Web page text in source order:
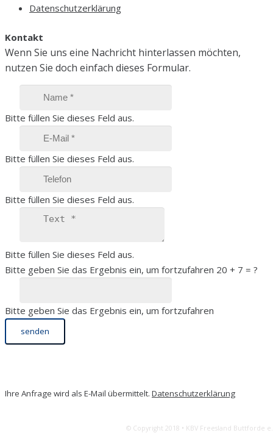
Datenschutzerklärung
Kontakt
Wenn Sie uns eine Nachricht hinterlassen möchten,
nutzen Sie doch einfach dieses Formular.
Bitte füllen Sie dieses Feld aus.
Bitte füllen Sie dieses Feld aus.
Bitte füllen Sie dieses Feld aus.
Bitte füllen Sie dieses Feld aus.
Bitte geben Sie das Ergebnis ein, um fortzufahren 20 + 7 = ?
Bitte geben Sie das Ergebnis ein, um fortzufahren
senden
Ihre Anfrage wird als E-Mail übermittelt. Datenschutzerklärung
© Copyright 2018 • KBV Freesland Buttforde